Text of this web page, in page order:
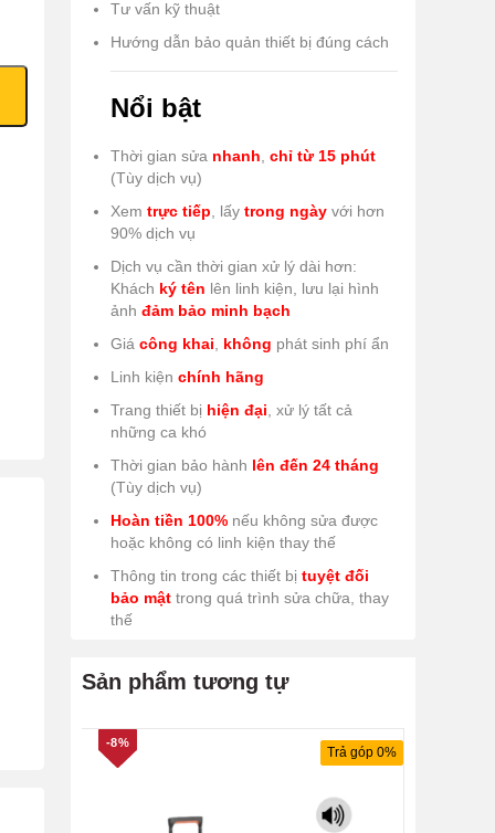
Tư vấn kỹ thuật
Hướng dẫn bảo quản thiết bị đúng cách
Nổi bật
Thời gian sửa nhanh chỉ từ 15 phút
(Tùy dịch vụ)
Xem trực tiếp , lấy trong ngày với hơn
90% dịch vụ
Dịch vụ cần thời gian xử lý dài hơn:
Khách ký tên lên linh kiện, lưu lại hình
ảnh đảm bảo minh bạch
Giá công khai không phát sinh phí ẩn
Linh kiện chính hãng
Trang thiết bị hiện đại , xử lý tất cả
những ca khó
Thời gian bảo hành lên đến 24 tháng
(Tùy dịch vụ)
Hoàn tiền 100% nếu không sửa được
hoặc không có linh kiện thay thế
Thông tin trong các thiết bị tuyệt đối
bảo mật trong quá trình sửa chữa, thay
thế
Sản phẩm tương tự
Trả góp 0%
-8%